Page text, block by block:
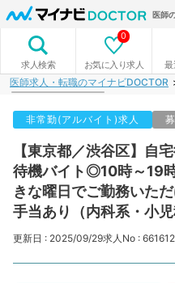
医師
求人検索 お気に入り求人
0
最
医師求人・転職のマイナビDOCTOR
非常勤(アルバイト)求人
【東京都／渋谷区】自
待機バイト◎10時～19
きな曜日でご勤務いた
手当あり（内科系・小児
更新日 : 2025/09/29求人No : 661612